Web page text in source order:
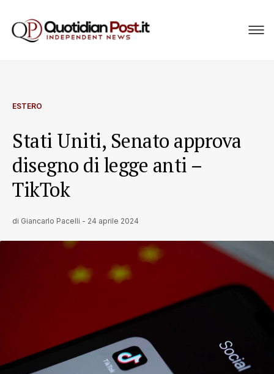
ESTERO
Stati Uniti, Senato approva
disegno di legge anti –
TikTok
di Giancarlo Pacelli - 24 aprile 2024